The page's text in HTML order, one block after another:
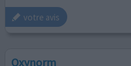
votre avis
Oxynorm